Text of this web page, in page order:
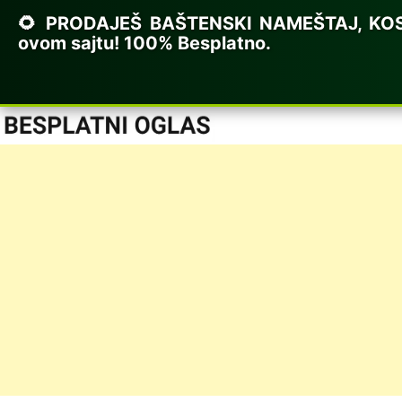
🌻 PRODAJEŠ BAŠTENSKI NAMEŠTAJ,
ovom sajtu! 100% Besplatno.